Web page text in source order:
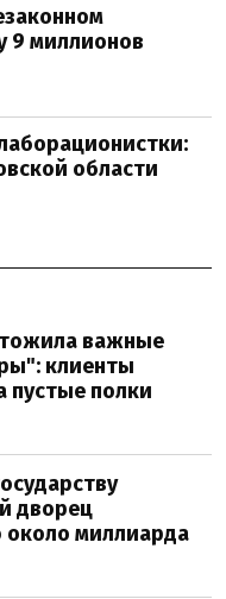
9 миллионов
области
важные
клиенты
пустые полки
дворец
миллиарда